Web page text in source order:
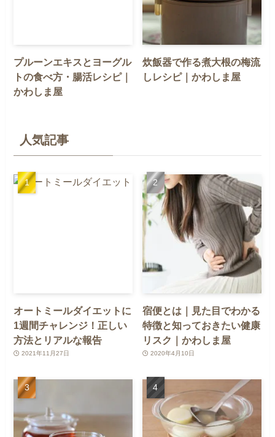
プルーンエキスとヨーグル
トの食べ方・腸活レシピ｜
かわしま屋
炊飯器で作る煮大根の梅流
しレシピ｜かわしま屋
人気記事
オートミールダイエットに
1週間チャレンジ！正しい
方法とリアルな報告
2021年11月27日
宿便とは｜見た目でわかる
特徴と知っておきたい健康
リスク｜かわしま屋
2020年4月10日